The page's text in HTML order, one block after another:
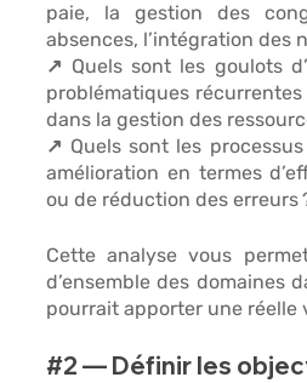
paie, la gestion des
absences, l’intégration des
↗️ Quels sont les goulots
problématiques récurrentes
dans la gestion des
amélioration en termes
ou de réduction des erreurs
Cette analyse vous
d’ensemble des domaines
pourrait apporter une réelle
#2 — Définir les